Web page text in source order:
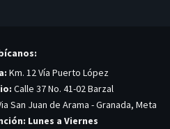
Km. 12 Vía Puerto López
Calle 37 No. 41-02 Barzal
San Juan de Arama - Granada, Meta
Lunes a Viernes